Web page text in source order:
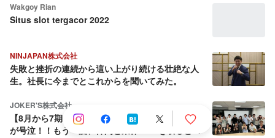
Wakgoy Rian
Situs slot tergacor 2022
NINJAPAN株式会社
失敗と挫折の連続から這い上がり続ける壮絶な人
生。社長に今までとこれからを聞いてみた。
JOKER'S株式会社
【8月から7期目へ】会社を売却しようとした社長
が号泣！！もう一度、仲間と業界No.1を取ると決